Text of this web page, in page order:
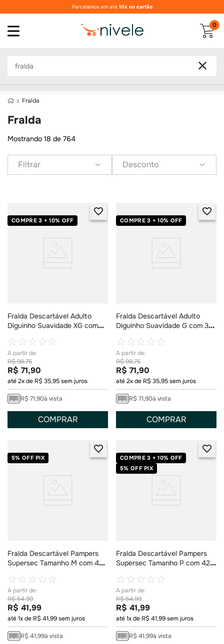
Nivele suas comprasdesaúde
0
fralda
fralda
Mostrando 18 de 764
Filtrar Desconto
Fralda Descartável Adulto
Diguinho Suavidade XG com
☆☆☆☆☆
R$98,75
R$ 71,90
até2x de R$35,95sem juros
R$ 71,90à vista
COMPRAR
COMPRE 3 + 10% OFF
Fralda Descartável Adulto
Diguinho Suavidade G com 30
☆☆☆☆☆
R$98,75
R$ 71,90
até2x de R$35,95sem juros
R$ 71,90à vista
COMPRAR
COMPRE 3 + 10% OFF
Fralda Descartável Pampers
Supersec Tamanho M com 40
☆☆☆☆☆
R$54,99
R$ 41,99
até1x de R$41,99sem juros
R$ 41,99à vista
5% OFF PIX
Fralda Descartável Pampers
Supersec Tamanho P com 42
☆☆☆☆☆
R$54,99
R$ 41,99
até1x de R$41,99sem juros
R$ 41,99à vista
COMPRE 3 + 10% OFF
5% OFF PIX